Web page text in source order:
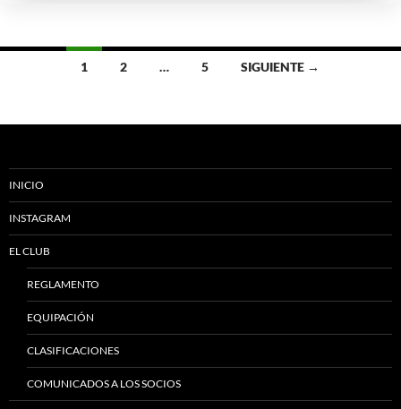
las
1 2 … 5 SIGUIENTE →
INICIO
INSTAGRAM
EL CLUB
REGLAMENTO
EQUIPACIÓN
CLASIFICACIONES
COMUNICADOS A LOS SOCIOS